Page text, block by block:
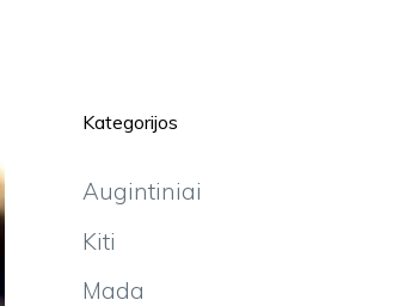
Kategorijos
Augintiniai
Kiti
Mada